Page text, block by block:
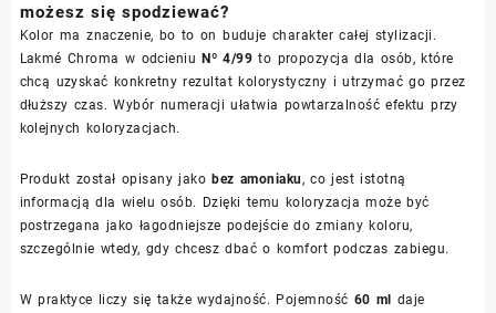
możesz się spodziewać?
Kolor ma znaczenie, bo to on buduje charakter całej stylizacji.
Lakmé Chroma w odcieniuNº 4/99 to propozycja dla osób, które
chcą uzyskać konkretny rezultat kolorystyczny i utrzymać go przez
dłuższy czas. Wybór numeracji ułatwia powtarzalność efektu przy
kolejnych koloryzacjach.
Produkt został opisany jakobez amoniaku , co jest istotną
informacją dla wielu osób. Dzięki temu koloryzacja może być
postrzegana jako łagodniejsze podejście do zmiany koloru,
szczególnie wtedy, gdy chcesz dbać o komfort podczas zabiegu.
W praktyce liczy się także wydajność. Pojemność 60 ml daje